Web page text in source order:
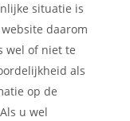
situatie is
daarom
wel of niet te
als
op de
u wel